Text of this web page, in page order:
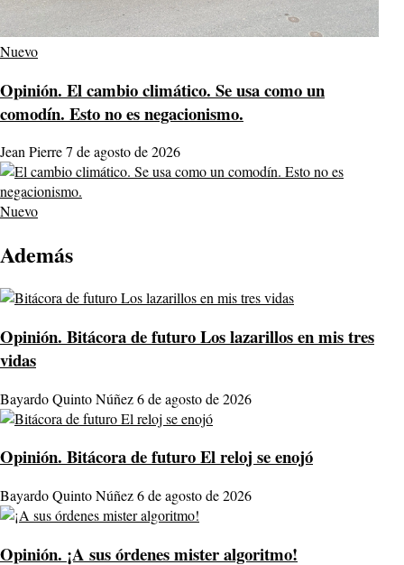
Nuevo
Opinión. El cambio climático. Se usa como un
comodín. Esto no es negacionismo.
Jean Pierre7 de agosto de 2026
Nuevo
Además
Opinión. Bitácora de futuro Los lazarillos en mis tres
vidas
Bayardo Quinto Núñez6 de agosto de 2026
Opinión. Bitácora de futuro El reloj se enojó
Bayardo Quinto Núñez6 de agosto de 2026
Opinión. ¡A sus órdenes mister algoritmo!